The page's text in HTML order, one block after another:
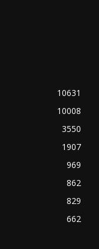
10631
10008
3550
1907
969
862
829
662